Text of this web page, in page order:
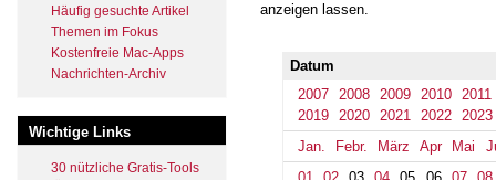
Häufig gesuchte Artikel
Themen im Fokus
Kostenfreie Mac-Apps
Nachrichten-Archiv
Wichtige Links
30 nützliche Gratis-Tools
anzeigen lassen.
Datum
2007
2008 2009 2010
2011
2019
2020 2021 2022
2023
Jan.
Febr. März Apr Mai